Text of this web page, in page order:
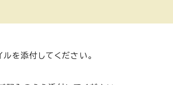
を添付してください。